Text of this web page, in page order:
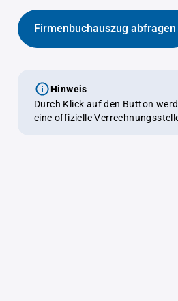
Firmenbuchauszug abfragen
Hinweis
Durch Klick auf den Button
eine offizielle